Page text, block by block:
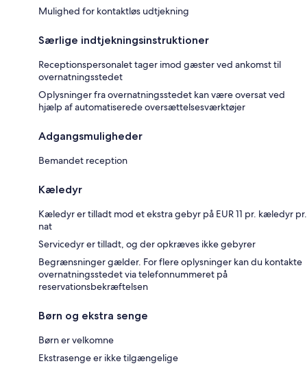
Mulighed for kontaktløs udtjekning
Særlige indtjekningsinstruktioner
Receptionspersonalet tager imod gæster ved ankomst til
overnatningsstedet
Oplysninger fra overnatningsstedet kan være oversat ved
hjælp af automatiserede oversættelsesværktøjer
Adgangsmuligheder
Bemandet reception
Kæledyr
Kæledyr er tilladt mod et ekstra gebyr på EUR 11 pr. kæledyr pr.
nat
Servicedyr er tilladt, og der opkræves ikke gebyrer
Begrænsninger gælder. For flere oplysninger kan du kontakte
overnatningsstedet via telefonnummeret på
reservationsbekræftelsen
Børn og ekstra senge
Børn er velkomne
Ekstrasenge er ikke tilgængelige